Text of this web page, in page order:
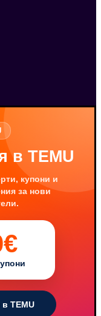
в TEMU
купони и
за нови
TEMU